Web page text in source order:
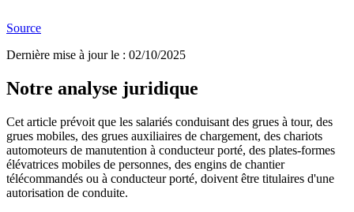
Source
Dernière mise à jour le : 02/10/2025
Notre analyse juridique
Cet article prévoit que les salariés conduisant des grues à tour, des
grues mobiles, des grues auxiliaires de chargement, des chariots
automoteurs de manutention à conducteur porté, des plates-formes
élévatrices mobiles de personnes, des engins de chantier
télécommandés ou à conducteur porté, doivent être titulaires d'une
autorisation de conduite.